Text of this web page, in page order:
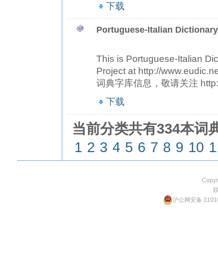
下载
Portuguese-Italian Dictionary
This is Portuguese-Italian
Project at http://
词典字库信息，敬请关注
下载
当前分类共有334本词
1 2 3 4 5 6 7 8 9 10
沪公网安备